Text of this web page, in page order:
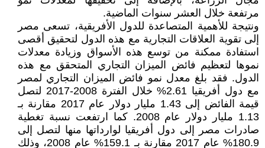
مرتفعة خلال العشر سنوات الماضية.
ونتيجة للأهمية المتصاعدة للدول الأفريقية، تسعى مصر
إلى تقوية العلاقات التجارية مع هذه الدول لتحقيق أقصى
استفادة ممكنة من توسع هذه الأسواق وزيادة معدلات
نموها لتعظيم فائض الميزان التجاري المتحقق مع هذه
الدول. فقد بلغ معدل نمو فائض الميزان التجاري لمصر
مع دول أفريقيا 2.61% خلال الفترة 2008-2017 لتصل
قيمة الفائض إلى 1.43 مليار دولار عام 2017 مقارنة بـ
1.13 مليار دولار عام 2008. كما ارتفعت نسبة تغطية
صادرات مصر إلى دول أفريقيا لوارداتها منها لتصل إلى
180.9% عام 2017 مقارنة بـ 159.1% عام 2008، وذلك